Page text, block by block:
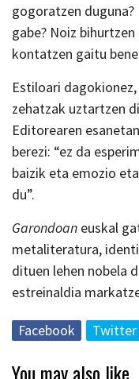
gogoratzen
gabe? Noiz
kontatzen gaitu
Estiloari
zehatzak uztartzen
Editorearen
berezi: “ez da
baizik eta emozio
du”.
Garondoan euskal
metaliteratura,
dituen lehen nobela
estreinaldia
Facebook Twitter
You may also like